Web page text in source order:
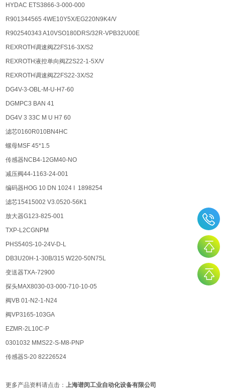
HYDAC ETS3866-3-000-000
R901344565 4WE10Y5X/EG220N9K4/V
R902540343 A10VSO180DRS/32R-VPB32U00E
REXROTH调速阀Z2FS16-3X/S2
REXROTH液控单向阀Z2S22-1-5X/V
REXROTH调速阀Z2FS22-3X/S2
DG4V-3-OBL-M-U-H7-60
DGMPC3 BAN 41
DG4V 3 33C M U H7 60
滤芯0160R010BN4HC
螺母MSF 45*1.5
传感器NCB4-12GM40-NO
减压阀44-1163-24-001
编码器HOG 10 DN 1024 I 1898254
滤芯15415002 V3.0520-56K1
放大器G123-825-001
TXP-L2CGNPM
PHS540S-10-24V-D-L
DB3U20H-1-30B/315 W220-50N75L
变送器TXA-72900
探头MAX8030-03-000-710-10-05
阀VB 01-N2-1-N24
阀VP3165-103GA
EZMR-2L10C-P
0301032 MMS22-S-M8-PNP
传感器S-20 82226524
更多产品资料请点击：上海谱闵工业自动化设备有限公司